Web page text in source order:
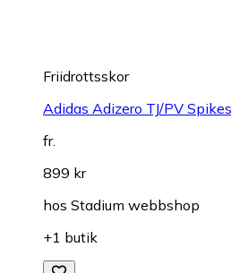
Friidrottsskor
Adidas Adizero TJ/PV
fr.
899 kr
hos Stadium webbshop
+1 butik